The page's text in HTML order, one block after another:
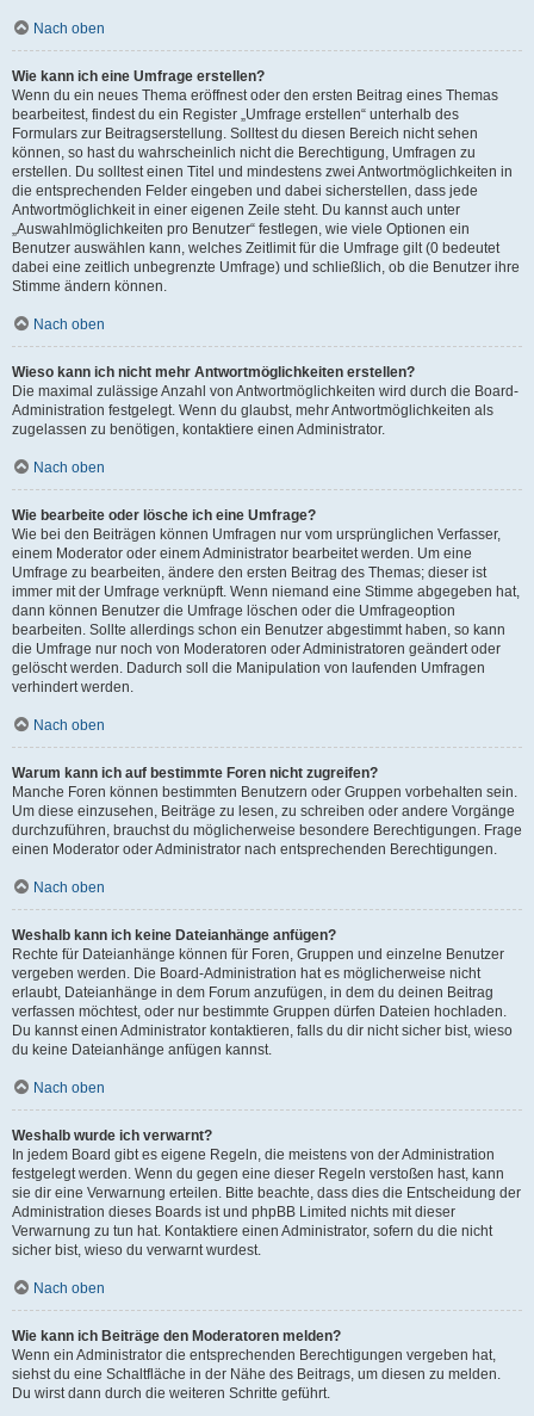
Nach oben
Wie kann ich eine Umfrage erstellen?
Wenn du ein neues Thema eröffnest oder den ersten Beitrag eines Themas
bearbeitest, findest du ein Register „Umfrage erstellen“ unterhalb des
Formulars zur Beitragserstellung. Solltest du diesen Bereich nicht sehen
können, so hast du wahrscheinlich nicht die Berechtigung, Umfragen zu
erstellen. Du solltest einen Titel und mindestens zwei Antwortmöglichkeiten in
die entsprechenden Felder eingeben und dabei sicherstellen, dass jede
Antwortmöglichkeit in einer eigenen Zeile steht. Du kannst auch unter
„Auswahlmöglichkeiten pro Benutzer“ festlegen, wie viele Optionen ein
Benutzer auswählen kann, welches Zeitlimit für die Umfrage gilt (0 bedeutet
dabei eine zeitlich unbegrenzte Umfrage) und schließlich, ob die Benutzer ihre
Stimme ändern können.
Nach oben
Wieso kann ich nicht mehr Antwortmöglichkeiten erstellen?
Die maximal zulässige Anzahl von Antwortmöglichkeiten wird durch die Board-
Administration festgelegt. Wenn du glaubst, mehr Antwortmöglichkeiten als
zugelassen zu benötigen, kontaktiere einen Administrator.
Nach oben
Wie bearbeite oder lösche ich eine Umfrage?
Wie bei den Beiträgen können Umfragen nur vom ursprünglichen Verfasser,
einem Moderator oder einem Administrator bearbeitet werden. Um eine
Umfrage zu bearbeiten, ändere den ersten Beitrag des Themas; dieser ist
immer mit der Umfrage verknüpft. Wenn niemand eine Stimme abgegeben hat,
dann können Benutzer die Umfrage löschen oder die Umfrageoption
bearbeiten. Sollte allerdings schon ein Benutzer abgestimmt haben, so kann
die Umfrage nur noch von Moderatoren oder Administratoren geändert oder
gelöscht werden. Dadurch soll die Manipulation von laufenden Umfragen
verhindert werden.
Nach oben
Warum kann ich auf bestimmte Foren nicht zugreifen?
Manche Foren können bestimmten Benutzern oder Gruppen vorbehalten sein.
Um diese einzusehen, Beiträge zu lesen, zu schreiben oder andere Vorgänge
durchzuführen, brauchst du möglicherweise besondere Berechtigungen. Frage
einen Moderator oder Administrator nach entsprechenden Berechtigungen.
Nach oben
Weshalb kann ich keine Dateianhänge anfügen?
Rechte für Dateianhänge können für Foren, Gruppen und einzelne Benutzer
vergeben werden. Die Board-Administration hat es möglicherweise nicht
erlaubt, Dateianhänge in dem Forum anzufügen, in dem du deinen Beitrag
verfassen möchtest, oder nur bestimmte Gruppen dürfen Dateien hochladen.
Du kannst einen Administrator kontaktieren, falls du dir nicht sicher bist, wieso
du keine Dateianhänge anfügen kannst.
Nach oben
Weshalb wurde ich verwarnt?
In jedem Board gibt es eigene Regeln, die meistens von der Administration
festgelegt werden. Wenn du gegen eine dieser Regeln verstoßen hast, kann
sie dir eine Verwarnung erteilen. Bitte beachte, dass dies die Entscheidung der
Administration dieses Boards ist und phpBB Limited nichts mit dieser
Verwarnung zu tun hat. Kontaktiere einen Administrator, sofern du die nicht
sicher bist, wieso du verwarnt wurdest.
Nach oben
Wie kann ich Beiträge den Moderatoren melden?
Wenn ein Administrator die entsprechenden Berechtigungen vergeben hat,
siehst du eine Schaltfläche in der Nähe des Beitrags, um diesen zu melden.
Du wirst dann durch die weiteren Schritte geführt.